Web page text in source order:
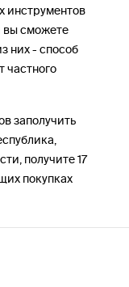
инструментов
вы сможете
них - способ
частного
заполучить
получите 17
покупках